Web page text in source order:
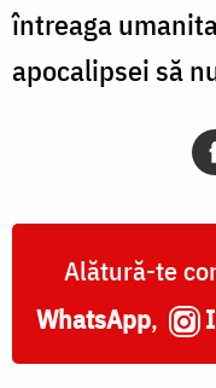
întreaga
apocalipsei să
Alătură-te
WhatsApp,